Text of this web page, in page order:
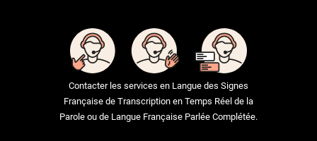
Contacter les services en Langue des Signes
Française de Transcription en Temps Réel de la
Parole ou de Langue Française Parlée Complétée.